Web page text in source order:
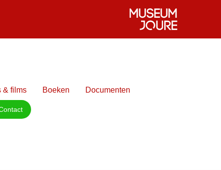
& films Boeken Documenten